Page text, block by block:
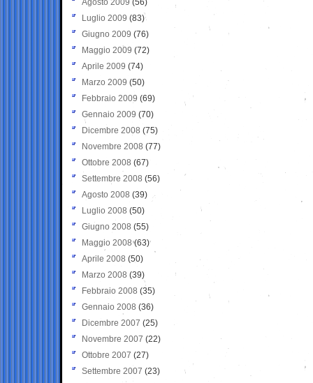
Agosto 2009 (56)
Luglio 2009 (83)
Giugno 2009 (76)
Maggio 2009 (72)
Aprile 2009 (74)
Marzo 2009 (50)
Febbraio 2009 (69)
Gennaio 2009 (70)
Dicembre 2008 (75)
Novembre 2008 (77)
Ottobre 2008 (67)
Settembre 2008 (56)
Agosto 2008 (39)
Luglio 2008 (50)
Giugno 2008 (55)
Maggio 2008(63)
Aprile 2008 (50)
Marzo 2008 (39)
Febbraio 2008 (35)
Gennaio 2008 (36)
Dicembre 2007 (25)
Novembre 2007 (22)
Ottobre 2007 (27)
Settembre 2007 (23)